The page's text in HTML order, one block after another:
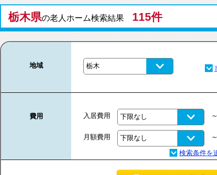
栃木県の老人ホーム検索結果 115件
地域
費用 入居費用
月額費用